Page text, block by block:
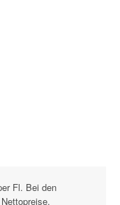
Fl. Bei den